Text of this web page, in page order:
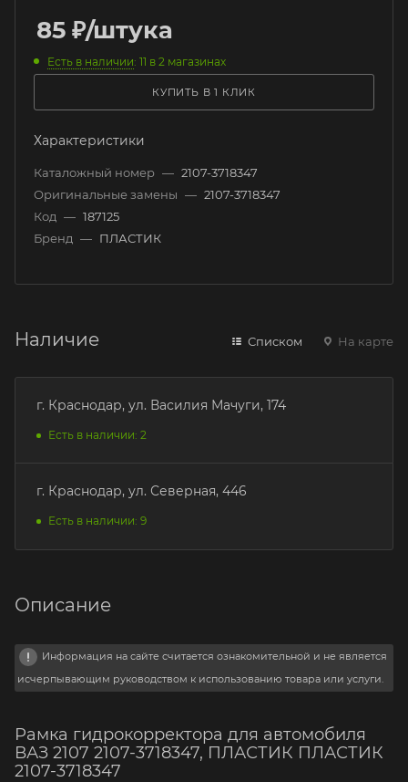
85 ₽/штука
Есть в наличии: 11 в 2 магазинах
КУПИТЬ В 1 КЛИК
Характеристики
Каталожный номер — 2107-3718347
Оригинальные замены — 2107-3718347
Код — 187125
Бренд — ПЛАСТИК
Наличие Списком На карте
г. Краснодар, ул. Василия Мачуги, 174
Есть в наличии: 2
г. Краснодар, ул. Северная, 446
Есть в наличии: 9
Описание
Информация на сайте считается ознакомительной и не является
исчерпывающим руководством к использованию товара или услуги.
Рамка гидрокорректора для автомобиля
ВАЗ 2107 2107-3718347, ПЛАСТИК ПЛАСТИК
2107-3718347